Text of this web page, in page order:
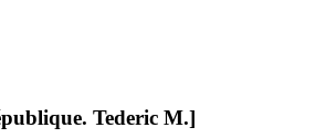
Tederic M.]